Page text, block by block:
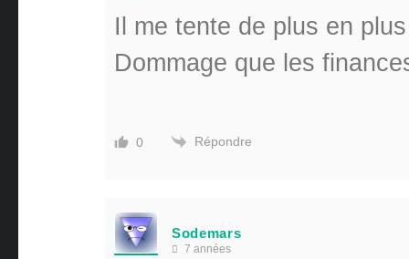
Il me tente de plus en
Dommage que les
0 Répondre
Sodemars
7 années